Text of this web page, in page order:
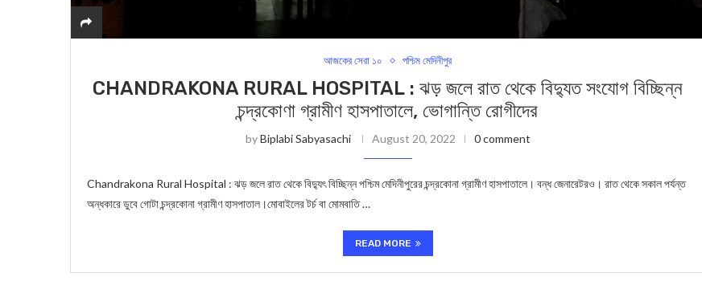
আজকের সেরা ১০ পশ্চিম মেদিনীপুর
CHANDRAKONA RURAL HOSPITAL : ঝড় জলে রাত থেকে বিদ্যুত সংযোগ বিচ্ছিন্ন
চন্দ্রকোণা গ্রামীণ হাসপাতালে, ভোগান্তি রোগীদের
byBiplabi Sabyasachi August 20, 2022 0 comment
Chandrakona Rural Hospital : ঝড় জলে রাত থেকে বিদ্যুৎ বিচ্ছিন্ন পশ্চিম মেদিনীপুরের চন্দ্রকোনা গ্রামীণ হাসপাতালে। বন্ধ জেনারেটরও। রাত থেকে সকাল পর্যন্ত
অন্ধকারে ডুবে গোটা চন্দ্রকোনা গ্রামীণ হাসপাতাল।মোবাইলের টর্চ বা মোমবাতি …
READ MORE